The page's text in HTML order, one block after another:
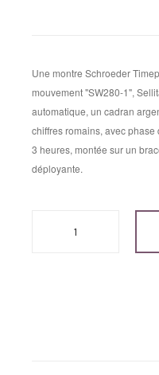
Une montre Schroeder
mouvement "SW280-1",
automatique, un cadran
chiffres romains, avec
3 heures, montée sur un
déployante.